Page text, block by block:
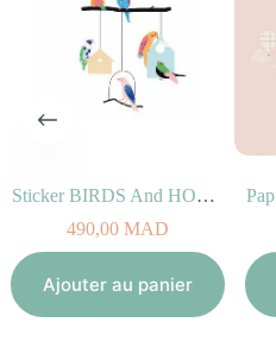
Sticker BIRDS And HOUSES (100% vinyle, 50x40cm)
490,00MAD
Ajouter au panier